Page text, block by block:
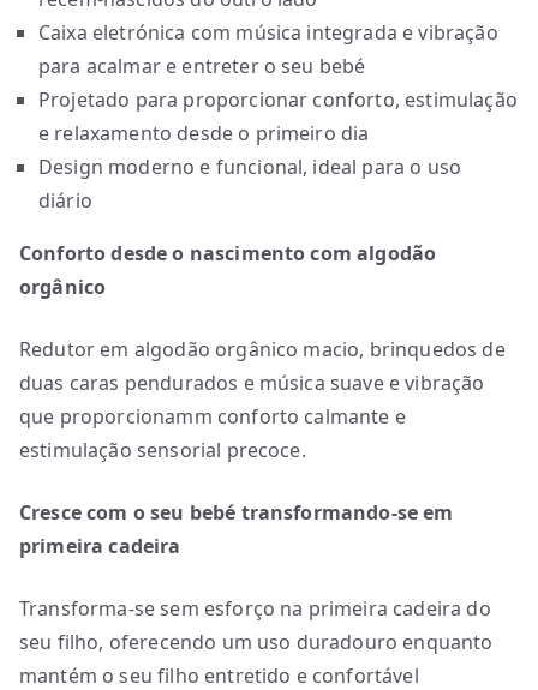
Caixa eletrónica com música integrada e vibração
para acalmar e entreter o seu bebé
Projetado para proporcionar conforto, estimulação
e relaxamento desde o primeiro dia
Design moderno e funcional, ideal para o uso
diário
Conforto desde o nascimento com algodão
orgânico
Redutor em algodão orgânico macio, brinquedos de
duas caras pendurados e música suave e vibração
que proporcionamm conforto calmante e
estimulação sensorial precoce.
Cresce com o seu bebé transformando-se em
primeira cadeira
Transforma-se sem esforço na primeira cadeira do
seu filho, oferecendo um uso duradouro enquanto
mantém o seu filho entretido e confortável